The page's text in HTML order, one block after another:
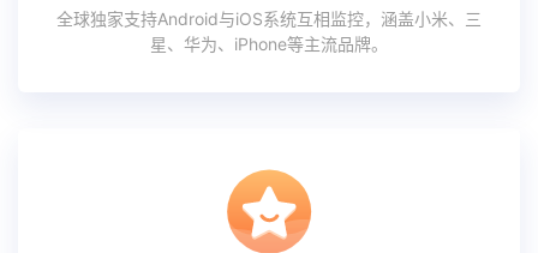
全球独家支持Android与iOS系统互相监控，涵盖小米、三
星、华为、iPhone等主流品牌。